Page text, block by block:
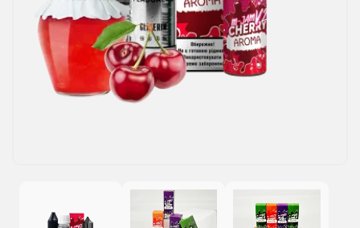
Рідини для електронних сигарет
Подарункові набори
Уцінка